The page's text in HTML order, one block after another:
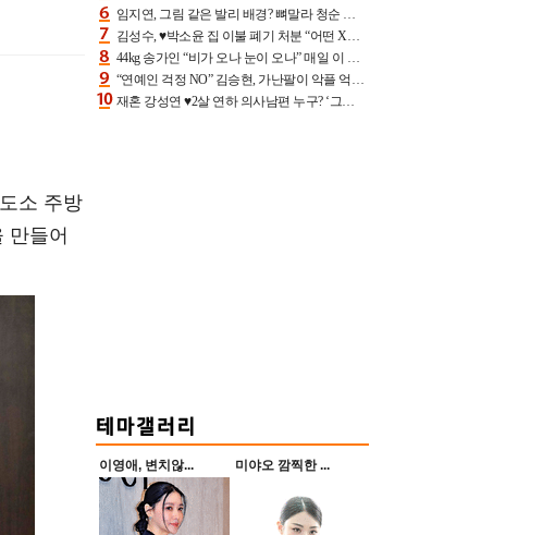
소 주방
만들어
임지연, 그림 같은 발리 배경? 뼈말라 청순 비키니 핏에 상대 안 되네
김성수, ♥박소윤 집 이불 폐기 처분 “어떤 X이랑 썼을지 몰라” 질투(신랑수업2)[어제TV]
44kg 송가인 “비가 오나 눈이 오나” 매일 이 운동, 허벅지 근육량 상승+체지방 감소
“연예인 걱정 NO” 김승현, 가난팔이 악플 억울할만‥아내+딸과 日 여행
재혼 강성연 ♥2살 연하 의사남편 누구? ‘그알’ 자문의에 훈남 비주얼 초엘리트 스펙 [종합]
이영애, 변치않... 미야오 깜찍한 ...